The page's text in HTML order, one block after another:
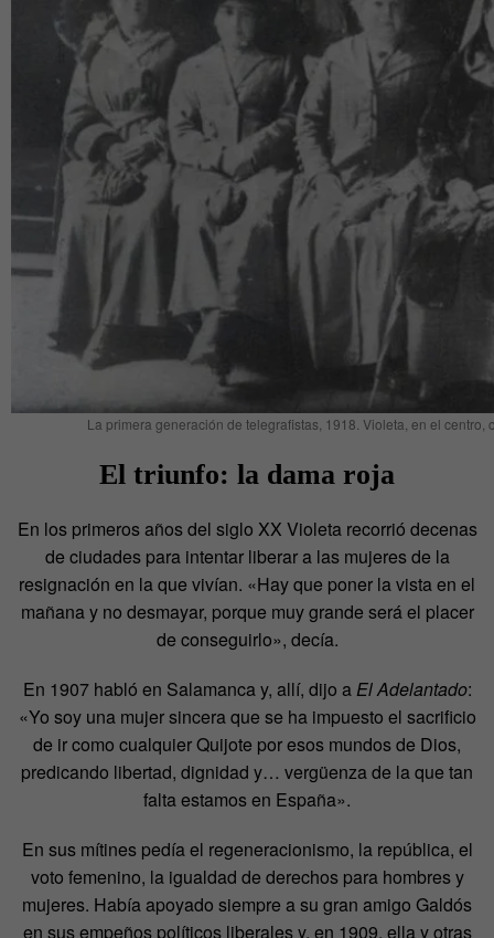
La primera generación de telegrafistas, 1918. Violeta, en el centro,
El triunfo: la dama roja
En los primeros años del siglo XX Violeta recorrió decenas
de ciudades para intentar liberar a las mujeres de la
resignación en la que vivían. «Hay que poner la vista en el
mañana y no desmayar, porque muy grande será el placer
de conseguirlo», decía.
En 1907 habló en Salamanca y, allí, dijo aEl Adelantado:
«Yo soy una mujer sincera que se ha impuesto el sacrificio
de ir como cualquier Quijote por esos mundos de Dios,
predicando libertad, dignidad y… vergüenza de la que tan
falta estamos en España».
En sus mítines pedía el regeneracionismo, la república, el
voto femenino, la igualdad de derechos para hombres y
mujeres. Había apoyado siempre a su gran amigo Galdós
en sus empeños políticos liberales y, en 1909, ella y otras